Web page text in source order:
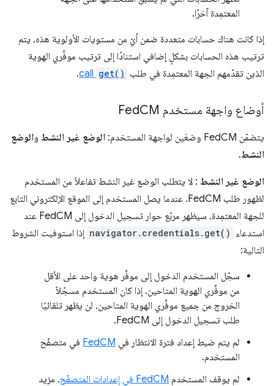
المعتمِدة آخرًا.
إذا كانت هناك حسابات متعددة ضمن أيّ من مستويات الأولوية هذه، يتم
ترتيب هذه الحسابات بشكلٍ إضافي استنادًا إلى ترتيب موفِّري الهوية
الذين تقدّمهم الجهة المعتمِدة في طلب get()
.
أوضاع واجهة مستخدم Fed CM
يتضمّن FedCM وضعَين لواجهة المستخدم: الوضع غير النشط والوضع
النشط.
الوضع غير النشط : لا يتطلب الوضع غير النشط تفاعلاً من المستخدم
لظهور طلب FedCM. عندما يصل المستخدم إلى الموقع الإلكتروني التابع
للجهة المعتمِدة، سيظهر مربّع حوار تسجيل الدخول إلى FedCM عند
استدعاء navigator.credentials.get() إذا استوفيت الشروط
التالية:
سجّل المستخدم الدخول إلى موفِّر هوية واحد على الأقل
من موفِّري الهوية المتاحين. إذا كان المستخدم مسجّلاً
الخروج من جميع موفِّري الهوية المتاحين، لن يظهر تلقائيًا
طلب تسجيل الدخول إلى FedCM.
لم يتم ضبط إعداد فترة الانتظار في FedCM في متصفّح
المستخدم.
لم يوقف المستخدم FedCM في إعدادات المتصفّح
. مزيد